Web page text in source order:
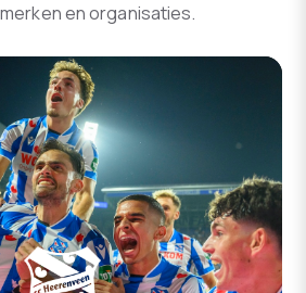
en organisaties.